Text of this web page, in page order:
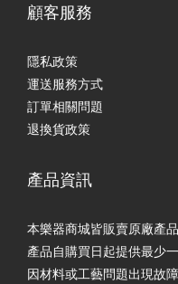
顧客服務
隱私政策
運送服務方式
訂單相關問題
退換貨政策
產品資訊
本樂器商城皆販賣原廠產
產品自購買日起提供最少
因材料或工藝問題出現故